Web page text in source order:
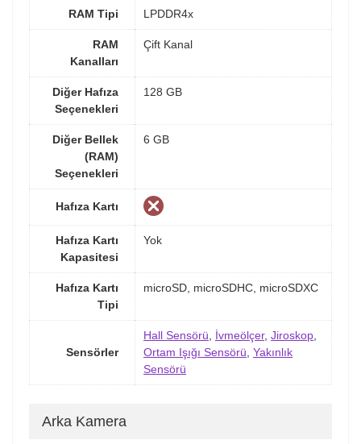
RAM Tipi LPDDR4x
RAM
Kanalları
Çift Kanal
Diğer Hafıza
Seçenekleri
128 GB
Diğer Bellek
(RAM)
Seçenekleri
6 GB
Hafıza Kartı
Hafıza Kartı
Kapasitesi
Yok
Hafıza Kartı
Tipi
microSD, microSDHC, microSDXC
Sensörler
Hall Sensörü İvmeölçer, Jiroskop
Ortam Işığı Sensörü Yakınlık
Sensörü
Arka Kamera